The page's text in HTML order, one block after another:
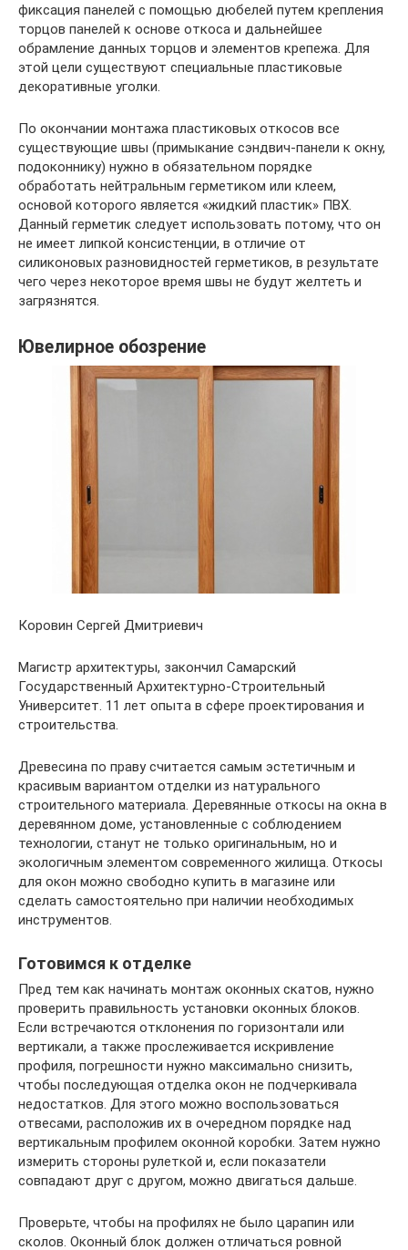
фиксация панелей с помощью дюбелей путем крепления
торцов панелей к основе откоса и дальнейшее
обрамление данных торцов и элементов крепежа. Для
этой цели существуют специальные пластиковые
декоративные уголки.
По окончании монтажа пластиковых откосов все
существующие швы (примыкание сэндвич-панели к окну,
подоконнику) нужно в обязательном порядке
обработать нейтральным герметиком или клеем,
основой которого является «жидкий пластик» ПВХ.
Данный герметик следует использовать потому, что он
не имеет липкой консистенции, в отличие от
силиконовых разновидностей герметиков, в результате
чего через некоторое время швы не будут желтеть и
загрязнятся.
Ювелирное обозрение
Коровин Сергей Дмитриевич
Магистр архитектуры, закончил Самарский
Государственный Архитектурно-Строительный
Университет. 11 лет опыта в сфере проектирования и
строительства.
Древесина по праву считается самым эстетичным и
красивым вариантом отделки из натурального
строительного материала. Деревянные откосы на окна в
деревянном доме, установленные с соблюдением
технологии, станут не только оригинальным, но и
экологичным элементом современного жилища. Откосы
для окон можно свободно купить в магазине или
сделать самостоятельно при наличии необходимых
инструментов.
Готовимся к отделке
Пред тем как начинать монтаж оконных скатов, нужно
проверить правильность установки оконных блоков.
Если встречаются отклонения по горизонтали или
вертикали, а также прослеживается искривление
профиля, погрешности нужно максимально снизить,
чтобы последующая отделка окон не подчеркивала
недостатков. Для этого можно воспользоваться
отвесами, расположив их в очередном порядке над
вертикальным профилем оконной коробки. Затем нужно
измерить стороны рулеткой и, если показатели
совпадают друг с другом, можно двигаться дальше.
Проверьте, чтобы на профилях не было царапин или
сколов. Оконный блок должен отличаться ровной